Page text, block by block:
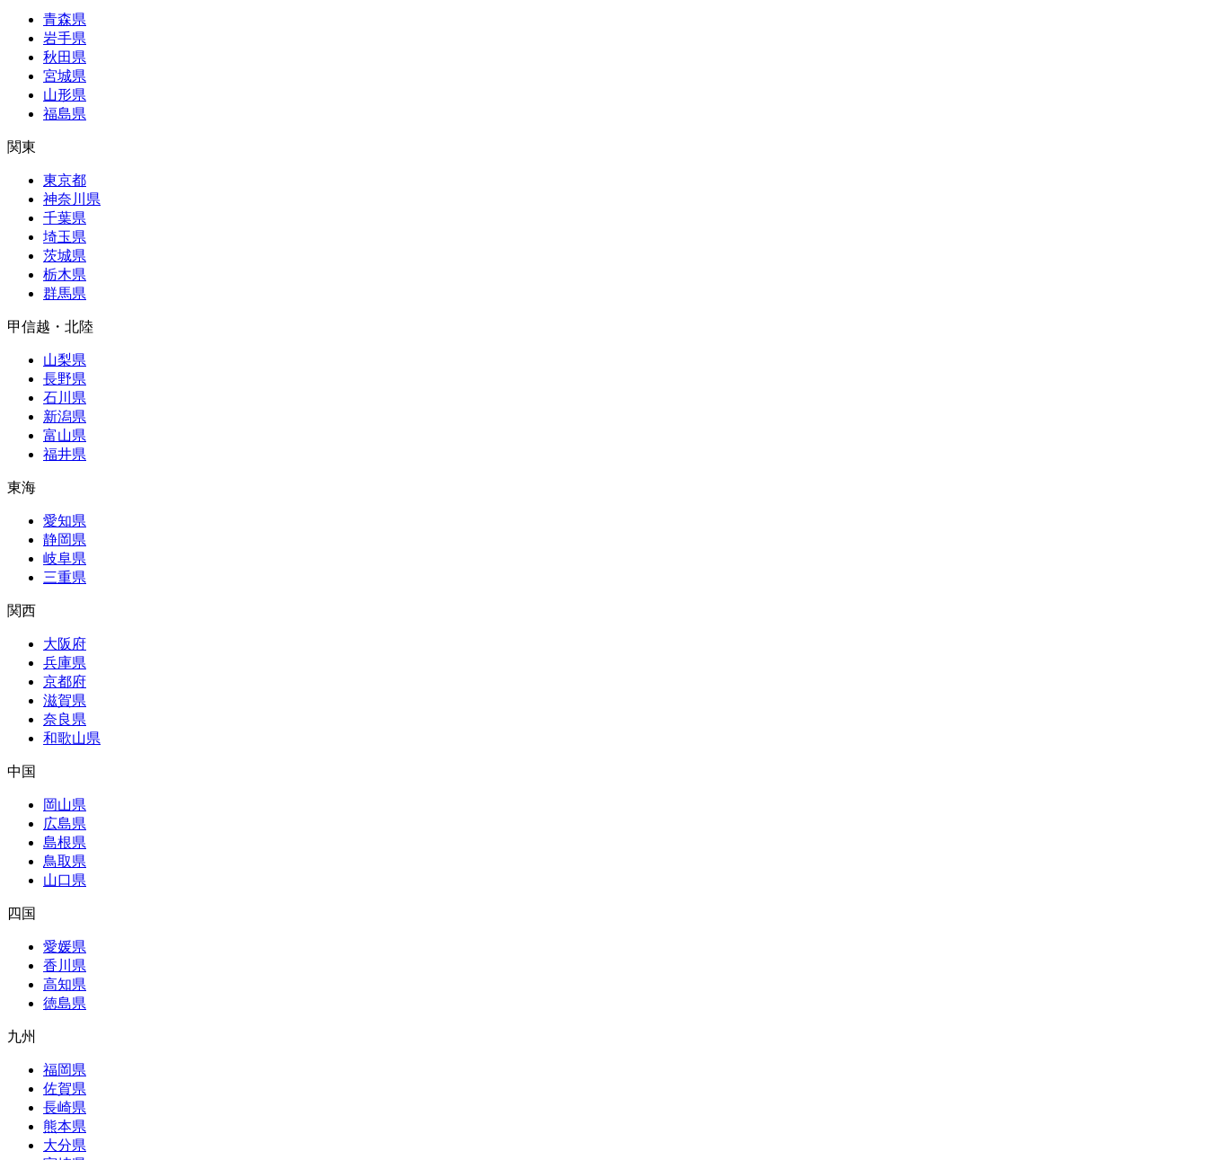
青森県
岩手県
秋田県
宮城県
山形県
福島県
関東
東京都
神奈川県
千葉県
埼玉県
茨城県
栃木県
群馬県
甲信越・北陸
山梨県
長野県
石川県
新潟県
富山県
福井県
東海
愛知県
静岡県
岐阜県
三重県
関西
大阪府
兵庫県
京都府
滋賀県
奈良県
和歌山県
中国
岡山県
広島県
島根県
鳥取県
山口県
四国
愛媛県
香川県
高知県
徳島県
九州
福岡県
佐賀県
長崎県
熊本県
大分県